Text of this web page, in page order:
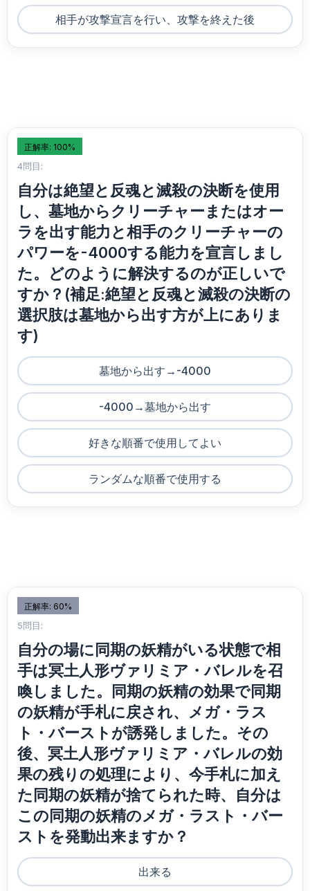
相手が攻撃宣言を行い、攻撃を終えた後
正解率: 100%
4問目:
自分は絶望と反魂と滅殺の決断を使用
し、墓地からクリーチャーまたはオー
ラを出す能力と相手のクリーチャーの
パワーを-4000する能力を宣言しまし
た。どのように解決するのが正しいで
すか？(補足:絶望と反魂と滅殺の決断の
選択肢は墓地から出す方が上にありま
す)
墓地から出す→-4000
-4000→墓地から出す
好きな順番で使用してよい
ランダムな順番で使用する
正解率: 60%
5問目:
自分の場に同期の妖精がいる状態で相
手は冥土人形ヴァリミア・バレルを召
喚しました。同期の妖精の効果で同期
の妖精が手札に戻され、メガ・ラス
ト・バーストが誘発しました。その
後、冥土人形ヴァリミア・バレルの効
果の残りの処理により、今手札に加え
た同期の妖精が捨てられた時、自分は
この同期の妖精のメガ・ラスト・バー
ストを発動出来ますか？
出来る